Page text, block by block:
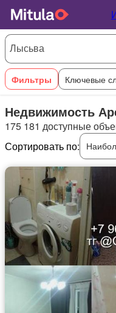
Фильтры Ключевые
Недвижимость
175 181 доступные
Сортировать по: